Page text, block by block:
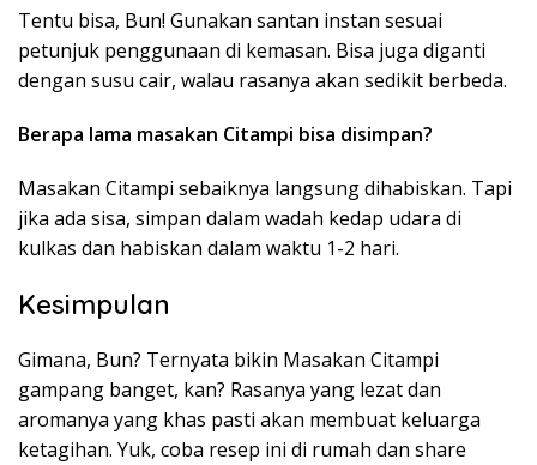
Tentu bisa, Bun! Gunakan santan instan sesuai
petunjuk penggunaan di kemasan. Bisa juga diganti
dengan susu cair, walau rasanya akan sedikit berbeda.
Berapa lama masakan Citampi bisa disimpan?
Masakan Citampi sebaiknya langsung dihabiskan. Tapi
jika ada sisa, simpan dalam wadah kedap udara di
kulkas dan habiskan dalam waktu 1-2 hari.
Kesimpulan
Gimana, Bun? Ternyata bikin Masakan Citampi
gampang banget, kan? Rasanya yang lezat dan
aromanya yang khas pasti akan membuat keluarga
ketagihan. Yuk, coba resep ini di rumah dan share